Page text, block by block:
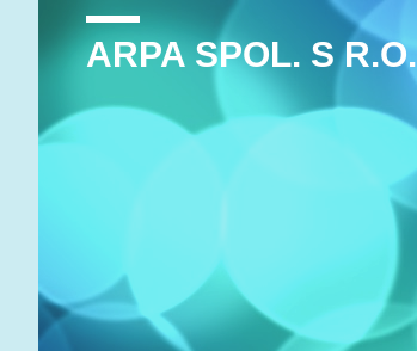
ARPA SPOL. S R.O.